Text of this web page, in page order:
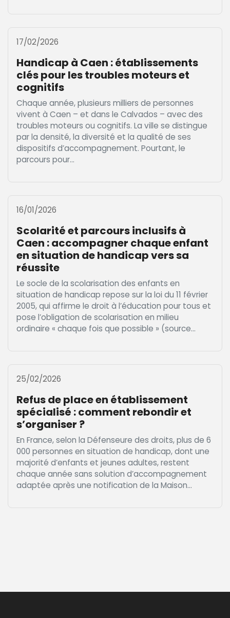
17/02/2026
Handicap à Caen : établissements
clés pour les troubles moteurs et
cognitifs
Chaque année, plusieurs milliers de personnes
vivent à Caen – et dans le Calvados – avec des
troubles moteurs ou cognitifs. La ville se distingue
par la densité, la diversité et la qualité de ses
dispositifs d’accompagnement. Pourtant, le
parcours pour...
16/01/2026
Scolarité et parcours inclusifs à
Caen : accompagner chaque enfant
en situation de handicap vers sa
réussite
Le socle de la scolarisation des enfants en
situation de handicap repose sur la loi du 11 février
2005, qui affirme le droit à l’éducation pour tous et
pose l’obligation de scolarisation en milieu
ordinaire « chaque fois que possible » (source...
25/02/2026
Refus de place en établissement
spécialisé : comment rebondir et
s’organiser ?
En France, selon la Défenseure des droits, plus de 6
000 personnes en situation de handicap, dont une
majorité d’enfants et jeunes adultes, restent
chaque année sans solution d’accompagnement
adaptée après une notification de la Maison...